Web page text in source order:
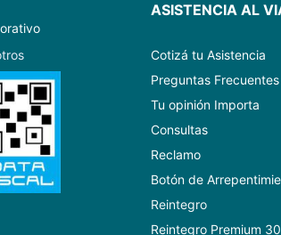
ASISTENCIA AL
Cotizá tu Asistencia
Preguntas Frecuentes
Tu opinión Importa
Consultas
Reclamo
Botón de
Reintegro
Reintegro Premium